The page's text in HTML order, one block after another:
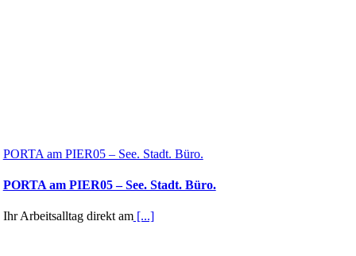
PORTA am PIER05 – See. Stadt. Büro.
PORTA am PIER05 – See. Stadt. Büro.
Ihr Arbeitsalltag direkt am[...]